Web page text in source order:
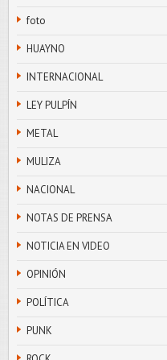
foto
HUAYNO
INTERNACIONAL
LEY PULPÍN
METAL
MULIZA
NACIONAL
NOTAS DE PRENSA
NOTICIA EN VIDEO
OPINIÓN
POLÍTICA
PUNK